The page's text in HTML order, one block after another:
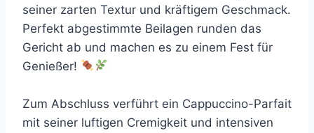
seiner zarten Textur und kräftigem Geschmack.
Perfekt abgestimmte Beilagen runden das
Gericht ab und machen es zu einem Fest für
Genießer!
Zum Abschluss verführt ein Cappuccino-Parfait
mit seiner luftigen Cremigkeit und intensiven